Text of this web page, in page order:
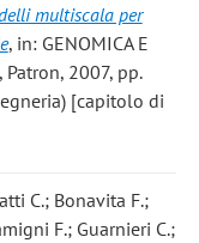
multiscala per
, in: GENOMICA E
Patron, 2007, pp.
[capitolo di
C.; Bonavita F.;
F.; Guarnieri C.;